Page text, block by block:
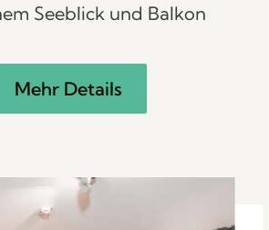
Seeblick und Balkon
Mehr Details